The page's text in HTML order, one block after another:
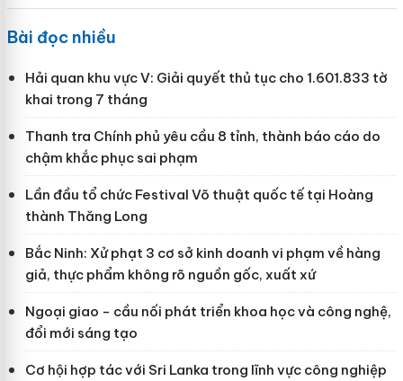
Bài đọc nhiều
Hải quan khu vực V: Giải quyết thủ tục cho 1.601.833 tờ
khai trong 7 tháng
Thanh tra Chính phủ yêu cầu 8 tỉnh, thành báo cáo do
chậm khắc phục sai phạm
Lần đầu tổ chức Festival Võ thuật quốc tế tại Hoàng
thành Thăng Long
Bắc Ninh: Xử phạt 3 cơ sở kinh doanh vi phạm về hàng
giả, thực phẩm không rõ nguồn gốc, xuất xứ
Ngoại giao - cầu nối phát triển khoa học và công nghệ,
đổi mới sáng tạo
Cơ hội hợp tác với Sri Lanka trong lĩnh vực công nghiệp